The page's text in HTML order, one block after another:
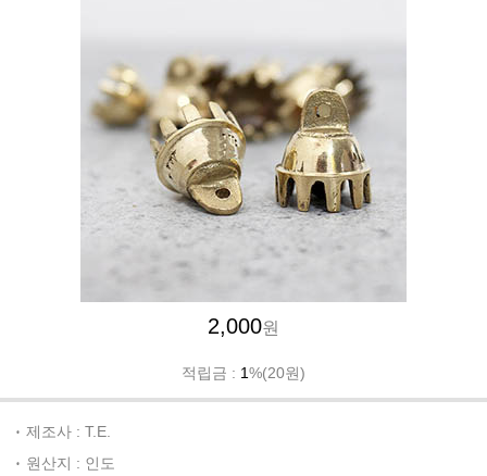
2,000원
적립금 : 1%(20원)
제조사 : T.E.
원산지 : 인도